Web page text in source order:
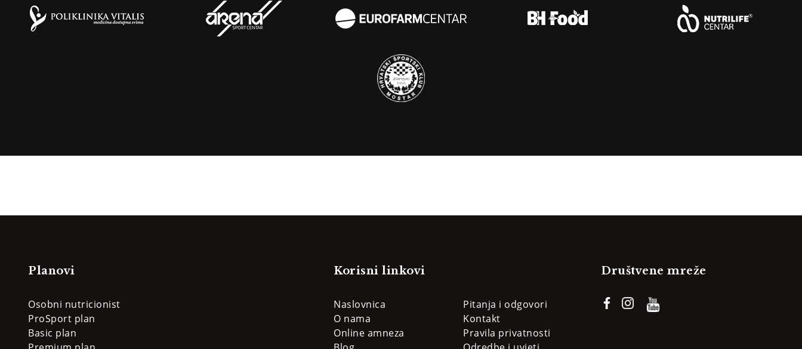
Planovi
Osobni nutricionist
ProSport plan
Basic plan
Korisni linkovi
Naslovnica
O nama
Online amneza
Pitanja i odgovori
Kontakt
Pravila privatnosti
Društvene mreže